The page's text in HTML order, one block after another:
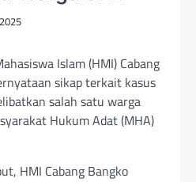
Islam (HMI) Cabang
sikap terkait kasus
salah satu warga
Hukum Adat (MHA)
HMI Cabang Bangko